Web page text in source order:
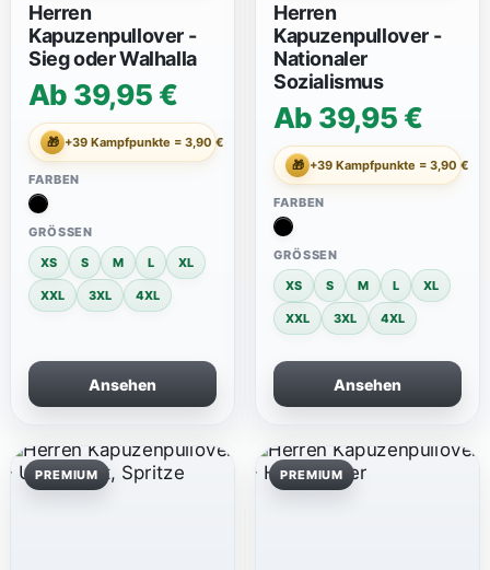
Herren
Kapuzenpullover -
Sieg oder Walhalla
Ab 39,95 €
🎁 +39 Kampfpunkte = 3,90 €
FARBEN
GRÖSSEN
XS
S M L XL
XXL 3XL 4XL
Ansehen
Herren
Kapuzenpullover -
Nationaler
Sozialismus
Ab 39,95 €
🎁 +39 Kampfpunkte = 3,90 €
FARBEN
GRÖSSEN
XS
S M L XL
XXL 3XL 4XL
Ansehen
PREMIUM PREMIUM